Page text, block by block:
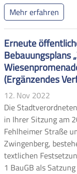
Mehr erfahren
Erneute
Bebauungsplans
(Ergänzendes
12. Nov 2022
Die
in Ihrer Sitzung am
Fehlheimer Straße
Zwingenberg,
textlichen
1 BauGB als